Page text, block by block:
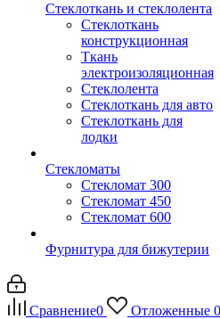
Стеклоткань и стеклолента
Стеклоткань
конструкционная
Ткань
электроизоляционная
Стеклолента
Стеклоткань для авто
Стеклоткань для
лодки
Стекломаты
Стекломат 300
Стекломат 450
Стекломат 600
Фурнитура для бижутерии
Сравнение0 Отложенные 0